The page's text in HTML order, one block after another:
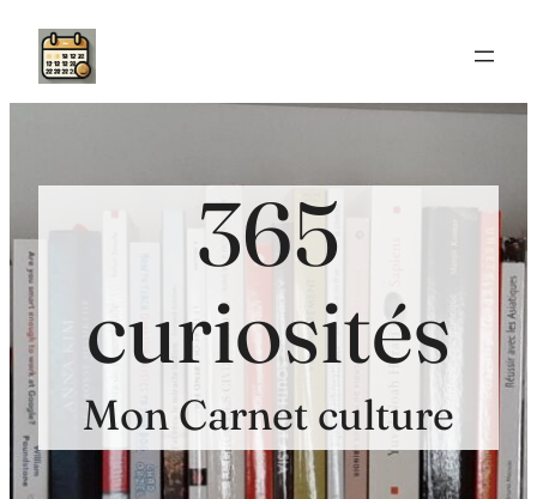
Aller
contenu
365
curiosités
Mon Carnet culture